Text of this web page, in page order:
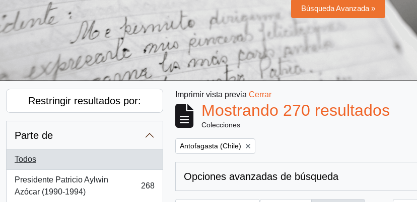
Búsqueda Avanzada »
Restringir resultados por:
Parte de
Todos
Presidente Patricio Aylwin
Azócar (1990-1994)
, 268 resultados
268
Imprimir vista previa Cerrar
Mostrando 270 resultados
Colecciones
Remove filter:
Antofagasta (Chile)
Opciones avanzadas de búsqueda